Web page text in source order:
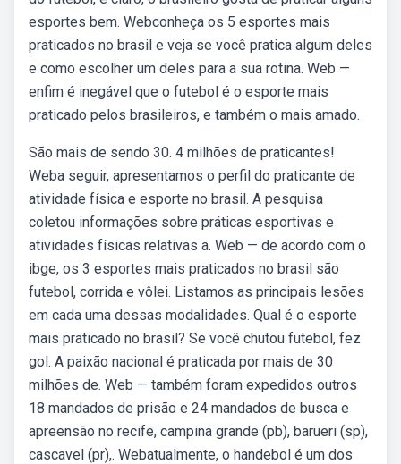
esportes bem. Webconheça os 5 esportes mais
praticados no brasil e veja se você pratica algum deles
e como escolher um deles para a sua rotina. Web —
enfim é inegável que o futebol é o esporte mais
praticado pelos brasileiros, e também o mais amado.
São mais de sendo 30. 4 milhões de praticantes!
Weba seguir, apresentamos o perfil do praticante de
atividade física e esporte no brasil. A pesquisa
coletou informações sobre práticas esportivas e
atividades físicas relativas a. Web — de acordo com o
ibge, os 3 esportes mais praticados no brasil são
futebol, corrida e vôlei. Listamos as principais lesões
em cada uma dessas modalidades. Qual é o esporte
mais praticado no brasil? Se você chutou futebol, fez
gol. A paixão nacional é praticada por mais de 30
milhões de. Web — também foram expedidos outros
18 mandados de prisão e 24 mandados de busca e
apreensão no recife, campina grande (pb), barueri (sp),
cascavel (pr),. Webatualmente, o handebol é um dos